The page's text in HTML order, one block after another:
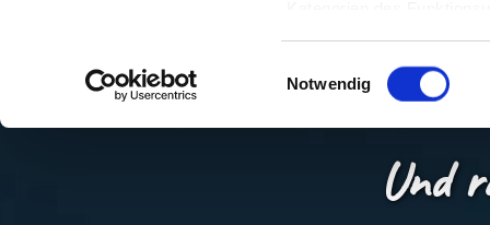
Ihre Einwilligung jederzeit
Datenverarbeitung
Einwilligungsauswahl
Notwendig
Und